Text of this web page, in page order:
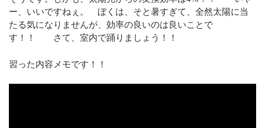
ー、いいですねぇ。 ぼくは、そと暑すぎて、全然太陽に当
たる気になりませんが、効率の良いのは良いことで
す！！ さて、室内で踊りましょう！！
習った内容メモです！！